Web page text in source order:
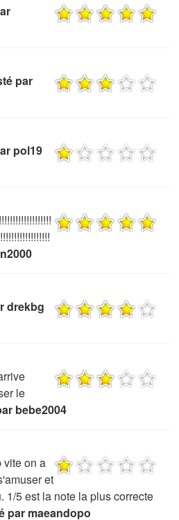
par
pol19
drekbg
le
bebe2004
vite on a
et
1/5 est la note la plus correcte
par maeandopo